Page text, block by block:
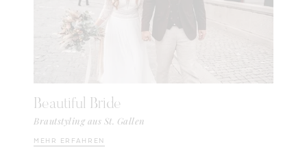
Beautiful Bride
Brautstyling aus St. Gallen
MEHR ERFAHREN